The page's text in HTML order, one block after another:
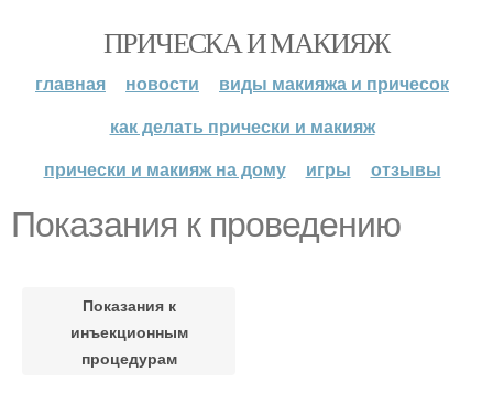
ПРИЧЕСКА И МАКИЯЖ
главная новости
виды макияжа и причесок
как делать прически и макияж
прически и макияж на дому
игры отзывы
Показания к проведению
Показания к
инъекционным
процедурам